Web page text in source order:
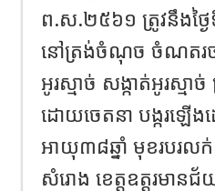
ព.ស.២៥៦១ ត្រូវនឹងថ្ង
នៅ​ត្រង់​ចំណុច​ ចំណតរថយ
អូរ​ស្មាច់​ សង្កាត់​អូរ​ស្ម
ដោយ​ចេតនា​ បង្ករ​ឡើ
អាយុ​៣៨​ឆ្នាំ​ មុខរបរ​លក់
សំរោង​ ខេត្តឧត្តរមា